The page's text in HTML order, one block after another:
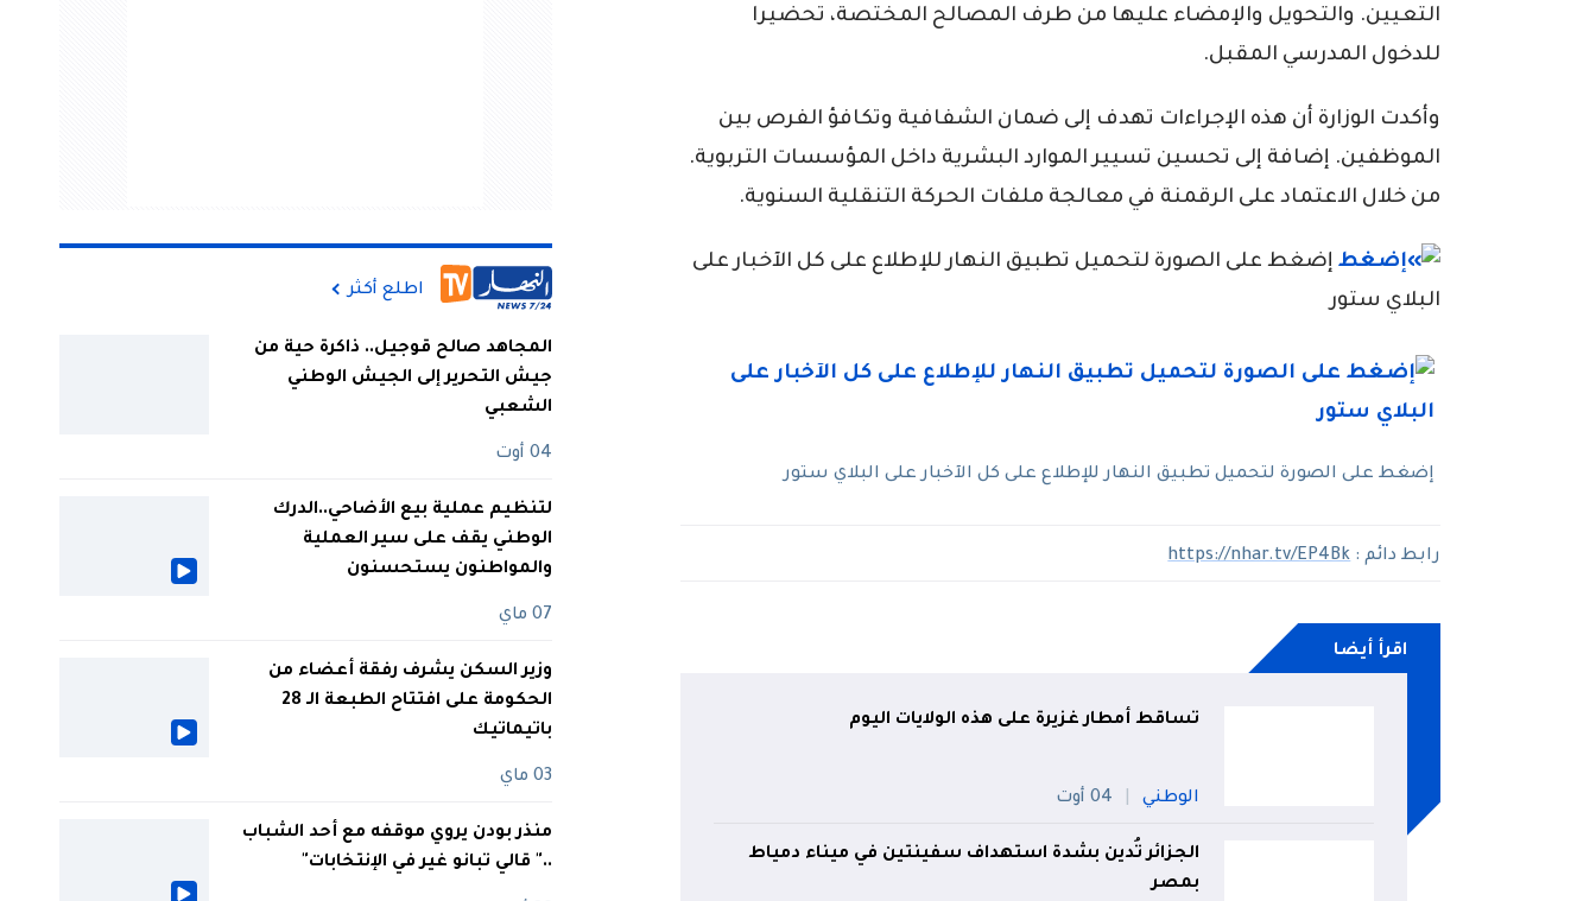
التعيين. والتحويل والإمضاء عليها من طرف المصالح المختصة، تحضيرا
للدخول المدرسي المقبل.
وأكدت الوزارة أن هذه الإجراءات تهدف إلى ضمان الشفافية وتكافؤ الفرص بين
الموظفين. إضافة إلى تحسين تسيير الموارد البشرية داخل المؤسسات التربوية.
من خلال الاعتماد على الرقمنة في معالجة ملفات الحركة التنقلية السنوية.
إضغط على الصورة لتحميل تطبيق النهار للإطلاع على كل الآخبار على
البلاي ستور
إضغط على الصورة لتحميل تطبيق النهار للإطلاع على كل الآخبار على البلاي ستور
رابط دائم :https://nhar.tv/EP4Bk
اقرأ أيضا
تساقط أمطار غزيرة على هذه الولايات اليوم
الوطني 04 أوت
الجزائر تُدين بشدة استهداف سفينتين في ميناء دمياط
بمصر
اطلع أكثر
المجاهد صالح قوجيل.. ذاكرة حية من
جيش التحرير إلى الجيش الوطني
الشعبي
04 أوت
لتنظيم عملية بيع الأضاحي..الدرك
الوطني يقف على سير العملية
والمواطنون يستحسنون
07 ماي
وزير السكن يشرف رفقة أعضاء من
الحكومة على افتتاح الطبعة الـ 28
باتيماتيك
03 ماي
منذر بودن يروي موقفه مع أحد الشباب
.." قالي تبانو غير في الإنتخابات"